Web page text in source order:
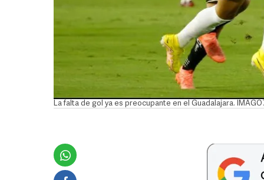
La falta de gol ya es preocupante en el Guadalajara.